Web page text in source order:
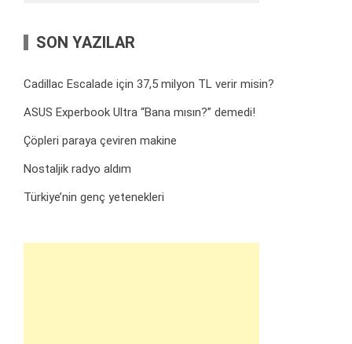
SON YAZILAR
Cadillac Escalade için 37,5 milyon TL verir misin?
ASUS Experbook Ultra “Bana mısın?” demedi!
Çöpleri paraya çeviren makine
Nostaljik radyo aldım
Türkiye’nin genç yetenekleri